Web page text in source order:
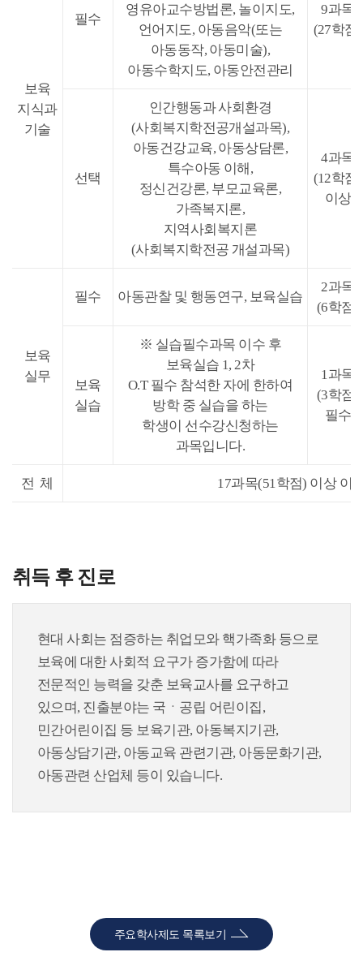
보육
지식과
기술
필수
영유아교수방법론, 놀이지도,
언어지도, 아동음악(또는
아동동작, 아동미술),
아동수학지도, 아동안전관리
9과목
(27학점)
선택
인간행동과 사회환경
(사회복지학전공개설과목),
아동건강교육, 아동상담론,
특수아동 이해,
정신건강론, 부모교육론,
가족복지론,
지역사회복지론
(사회복지학전공 개설과목)
4과목
(12학점)
이상
보육
실무
필수 아동관찰 및 행동연구, 보육실습
2과목
(6학점)
보육
실습
※ 실습필수과목 이수 후
보육실습 1, 2차
O.T 필수 참석한 자에 한하여
방학 중 실습을 하는
학생이 선수강신청하는
과목입니다.
1과목
(3학점)
필수
전 체 17과목(51학점) 이상 이
취득 후 진로
현대 사회는 점증하는 취업모와 핵가족화 등으로
보육에 대한 사회적 요구가 증가함에 따라
전문적인 능력을 갖춘 보육교사를 요구하고
있으며, 진출분야는 국ㆍ공립 어린이집,
민간어린이집 등 보육기관, 아동복지기관,
아동상담기관, 아동교육 관련기관, 아동문화기관,
아동관련 산업체 등이 있습니다.
주요학사제도 목록보기